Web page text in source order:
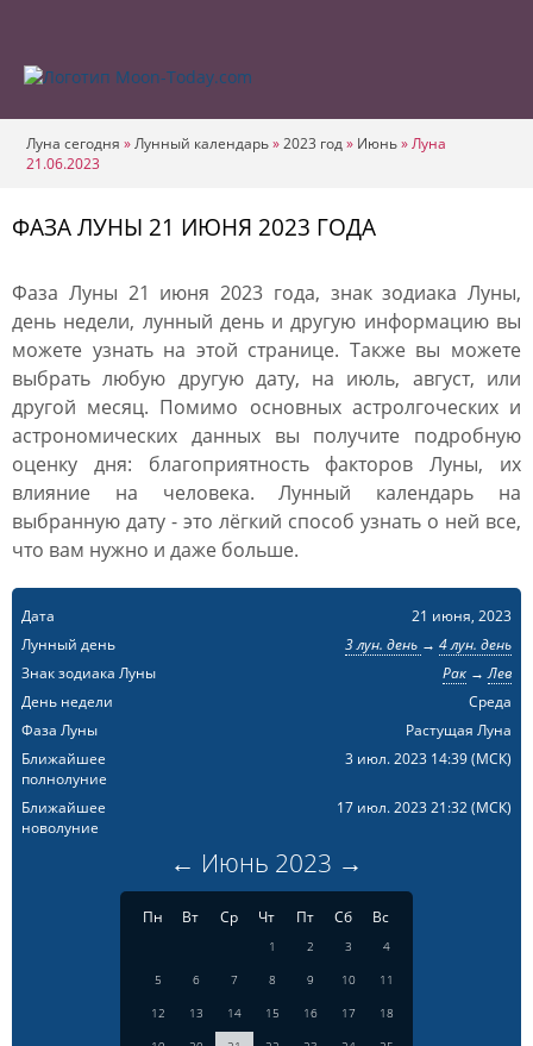
Луна сегодня »Лунный календарь»2023 год» Июнь»Луна
21.06.2023
ФАЗА ЛУНЫ 21 ИЮНЯ 2023 ГОДА
Фаза Луны 21 июня 2023 года, знак зодиака Луны,
день недели, лунный день и другую информацию вы
можете узнать на этой странице. Также вы можете
выбрать любую другую дату, на июль, август, или
другой месяц. Помимо основных астролгоческих и
астрономических данных вы получите подробную
оценку дня: благоприятность факторов Луны, их
влияние на человека. Лунный календарь на
выбранную дату - это лёгкий способ узнать о ней все,
что вам нужно и даже больше.
Дата
21 июня, 2023
Лунный день
3 лун. день → 4 лун. день
Знак зодиака Луны
Рак→Лев
День недели
Среда
Фаза Луны
Растущая Луна
Ближайшее
полнолуние
3 июл. 2023 14:39(МСК)
Ближайшее
новолуние
17 июл. 2023 21:32(МСК)
← Июнь 2023 →
Пн Вт Ср Чт Пт Сб Вс
1 2 3
4
5
6 7 8 9 10
11
12
13 14 15 16 17
18